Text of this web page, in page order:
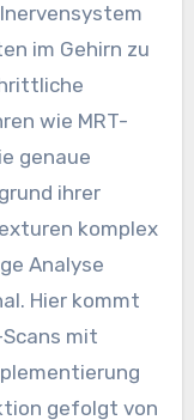
im Gehirn zu
wie MRT-
genaue
ihrer
komplex
Analyse
Hier kommt
mit
gefolgt von